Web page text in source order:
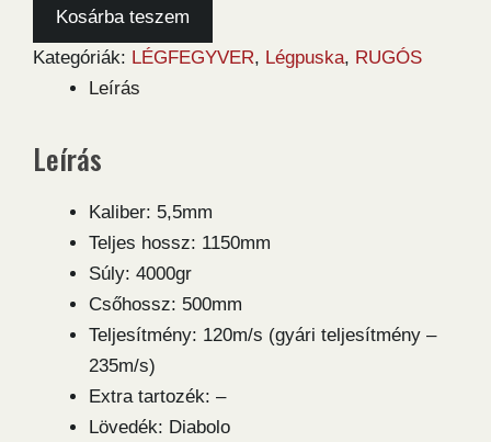
Weihrauch
SL
mennyiség
Kosárba teszem
Kategóriák: LÉGFEGYVER, Légpuska, RUGÓS
Leírás
Leírás
Kaliber: 5,5mm
Teljes hossz: 1150mm
Súly: 4000gr
Csőhossz: 500mm
Teljesítmény: 120m/s (gyári teljesítmény –
235m/s)
Extra tartozék: –
Lövedék: Diabolo